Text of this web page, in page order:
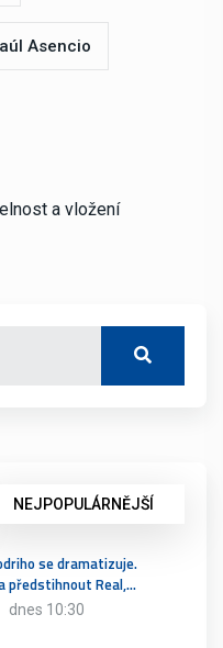
Asencio
a vložení
NEJPOPULÁRNĚJŠÍ
se dramatizuje.
předstihnout Real,…
dnes 10:30